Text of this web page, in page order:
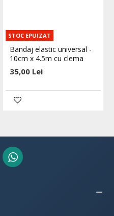
STOC EPUIZAT
Bandaj elastic universal -
10cm x 4.5m cu clema
35,00 Lei